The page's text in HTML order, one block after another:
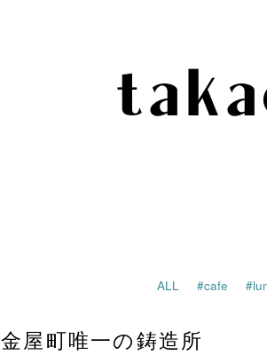
ALL #cafe
金屋町唯一の鋳造所